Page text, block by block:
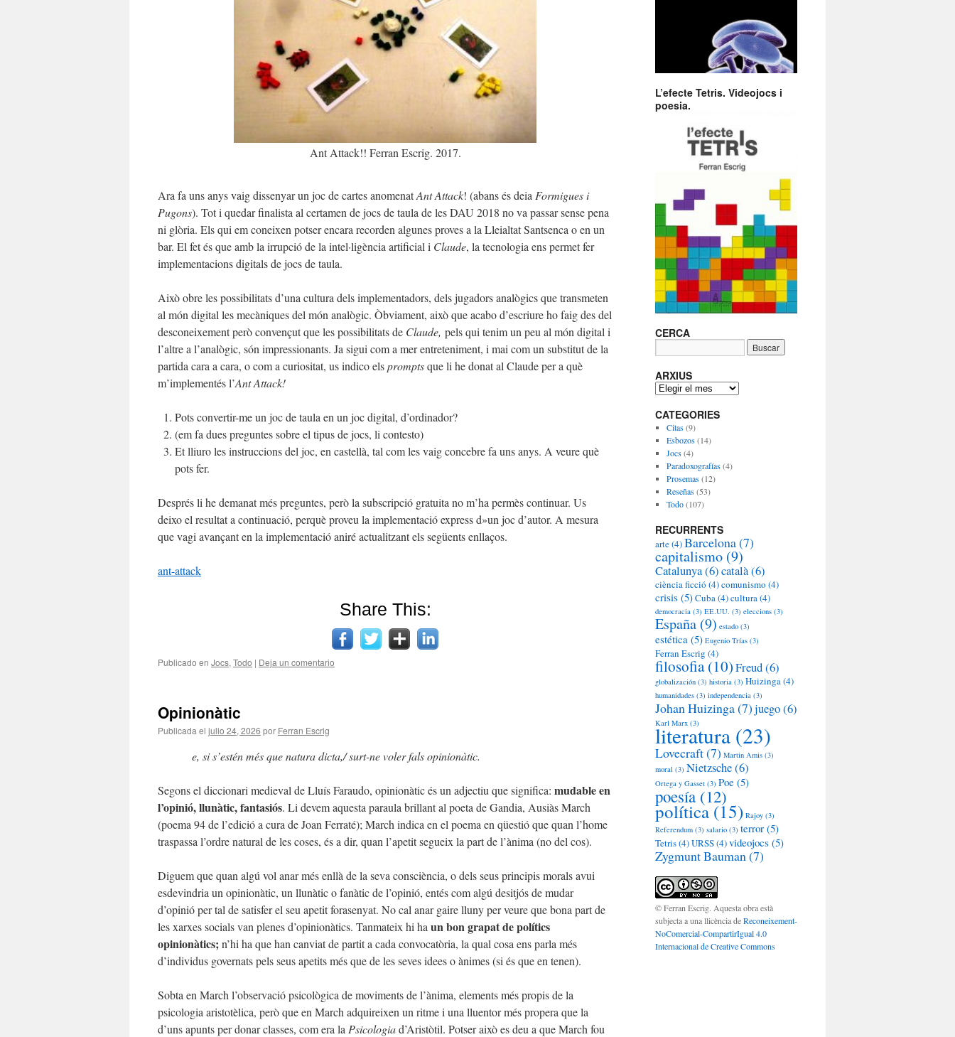
Ant Attack!! Ferran Escrig. 2017.
Ara fa uns anys vaig dissenyar un joc de cartes anomenatAnt Attack! (abans és deia Formigues i
Pugons). Tot i quedar finalista al certamen de jocs de taula de les DAU 2018 no va passar sense pena
ni glòria. Els qui em coneixen potser encara recorden algunes proves a la Lleialtat Santsenca o en un
bar. El fet és que amb la irrupció de la intel·ligència artificial i Claude, la tecnologia ens permet fer
implementacions digitals de jocs de taula.
Això obre les possibilitats d’una cultura dels implementadors, dels jugadors analògics que transmeten
al món digital les mecàniques del món analògic. Òbviament, això que acabo d’escriure ho faig des del
desconeixement però convençut que les possibilitats de Claude, pels qui tenim un peu al món digital i
l’altre a l’analògic, són impressionants. Ja sigui com a mer entreteniment, i mai com un substitut de la
partida cara a cara, o com a curiositat, us indico elspromptsque li he donat al Claude per a què
m’implementés l’Ant Attack!
Pots convertir-me un joc de taula en un joc digital, d’ordinador?
(em fa dues preguntes sobre el tipus de jocs, li contesto)
Et lliuro les instruccions del joc, en castellà, tal com les vaig concebre fa uns anys. A veure què
pots fer.
Després li he demanat més preguntes, però la subscripció gratuita no m’ha permès continuar. Us
deixo el resultat a continuació, perquè proveu la implementació express d»un joc d’autor. A mesura
que vagi avançant en la implementació aniré actualitzant els següents enllaços.
ant-attack
Share This:
Publicado en Jocs, Todo | Deja un comentario
Opinionàtic
Publicada el julio 24, 2026 por Ferran Escrig
e, si s’estén més que natura dicta,/ surt-ne voler fals opinionàtic.
Segons el diccionari medieval de Lluís Faraudo, opinionàtic és un adjectiu que significa: mudable en
l’opinió, llunàtic, fantasiós. Li devem aquesta paraula brillant al poeta de Gandia, Ausiàs March
(poema 94 de l’edició a cura de Joan Ferraté); March indica en el poema en qüestió que quan l’home
traspassa l’ordre natural de les coses, és a dir, quan l’apetit segueix la part de l’ànima (no del cos).
Diguem que quan algú vol anar més enllà de la seva consciència, o dels seus principis morals avui
esdevindria un opinionàtic, un llunàtic o fanàtic de l’opinió, entés com algú desitjós de mudar
d’opinió per tal de satisfer el seu apetit forasenyat. No cal anar gaire lluny per veure que bona part de
les xarxes socials van plenes d’opinionàtics. Tanmateix hi ha un bon grapat de polítics
opinionàtics;n’hi ha que han canviat de partit a cada convocatòria, la qual cosa ens parla més
d’individus governats pels seus apetits més que de les seves idees o ànimes (si és que en tenen).
Sobta en March l’observació psicològica de moviments de l’ànima, elements més propis de la
psicologia aristotèlica, però que en March adquireixen un ritme i una lluentor més propera que la
d’uns apunts per donar classes, com era la Psicologiad’Aristòtil. Potser això es deu a que March fou
L’efecte Tetris. Videojocs i
poesia.
CERCA
ARXIUS
A
X
I
U
S
CATEGORIES
Citas(9)
Esbozos(14)
Jocs(4)
Paradoxografías(4)
Prosemas(12)
Reseñas(53)
Todo(107)
RECURRENTS
arte(4)Barcelona(7)
capitalismo (9)
Catalunya(6)català(6)
ciència ficció (4)comunismo (4)
crisis (5)Cuba(4)cultura(4)
democracia (3) EE.UU. (3) eleccions (3)
España (9) estado (3)
estética (5) Eugenio Trías (3)
Ferran Escrig (4)
filosofia(10)Freud(6)
globalización (3) historia (3) Huizinga(4)
humanidades (3) independencia (3)
Johan Huizinga(7)juego(6)
Karl Marx (3)
literatura (23)
Lovecraft(7) Martin Amis (3)
moral (3) Nietzsche(6)
Ortega y Gasset (3) Poe (5)
poesía (12)
política (15) Rajoy (3)
Referendum (3) salario (3) terror (5)
Tetris(4)URSS(4)videojocs (5)
Zygmunt Bauman(7)
© Ferran Escrig. Aquesta obra està
subjecta a una llicència deReconeixement-
NoComercial-CompartirIgual 4.0
Internacional de Creative Commons